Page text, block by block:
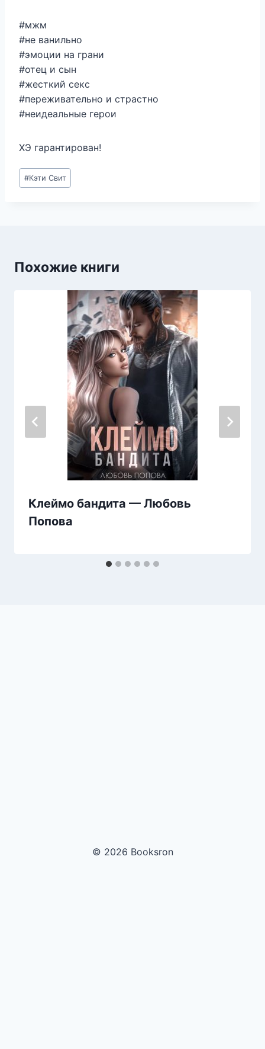
#мжм
#не ванильно
#эмоции на грани
#отец и сын
#жесткий секс
#переживательно и страстно
#неидеальные герои
ХЭ гарантирован!
Метки
записи:
#Кэти Свит
Похожие книги
Клеймо бандита — Любовь
Попова
© 2026 Booksron